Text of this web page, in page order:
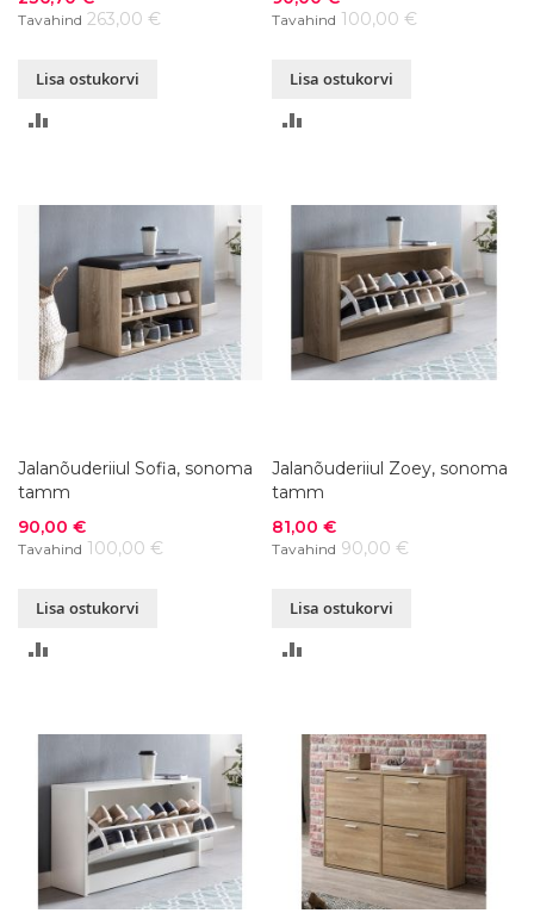
Tavahind 263,00 €
Lisa ostukorvi
Tavahind 100,00 €
Lisa ostukorvi
Jalanõuderiiul Sofia, sonoma
tamm
Soodushind
90,00 €
Tavahind 100,00 €
Lisa ostukorvi
Jalanõuderiiul Zoey, sonoma
tamm
Soodushind
81,00 €
Tavahind 90,00 €
Lisa ostukorvi